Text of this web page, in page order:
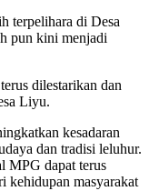
terpelihara di Desa
pun kini menjadi
dilestarikan dan
Liyu.
kesadaran
dan tradisi leluhur.
MPG dapat terus
kehidupan masyarakat